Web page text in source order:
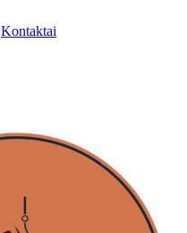
Kontaktai